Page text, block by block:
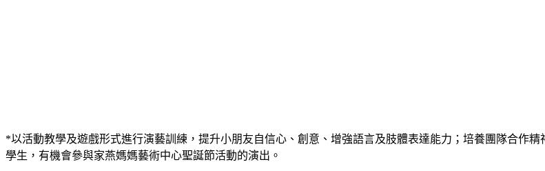
*以活動教學及遊戲形式進行演藝訓練，提升小朋友自信心、創意、增強語言及肢體表達能力；培養團隊合作
學生，有機會參與家燕媽媽藝術中心聖誕節活動的演出。